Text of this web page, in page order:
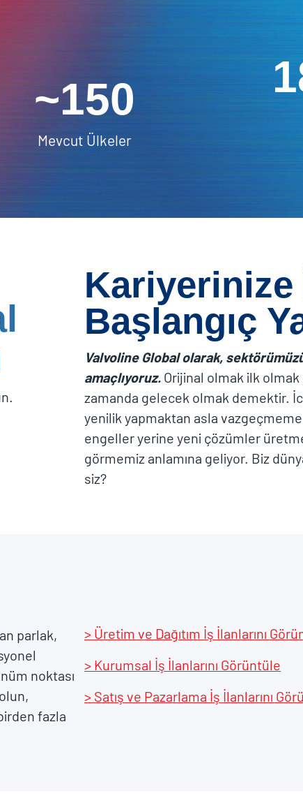
~150
Mevcut Ülkeler
Başlangıç
Valvoline Global olarak,
amaçlıyoruz. Orijinal olmak ilk
zamanda gelecek olmak demektir.
yenilik yapmaktan asla
engeller yerine yeni çözümler
görmemiz anlamına geliyor. Biz
siz?
parlak,
noktası
fazla
> Üretim ve Dağıtım İş İlanlarını
> Kurumsal İş İlanlarını Görüntüle
> Satış ve Pazarlama İş İlanlarını